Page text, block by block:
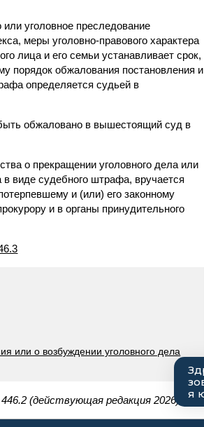
уголовное преследование
меры уголовно-правового характера
лица и его семьи устанавливает срок,
порядок обжалования постановления и
определяется судьей в
обжаловано в вышестоящий суд в
о прекращении уголовного дела или
в виде судебного штрафа, вручается
и (или) его законному
и в органы принудительного
или о возбуждении уголовного дела
(действующая редакция 2026)